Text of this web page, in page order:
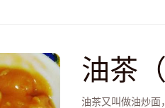
油茶
油茶又叫做油炒面